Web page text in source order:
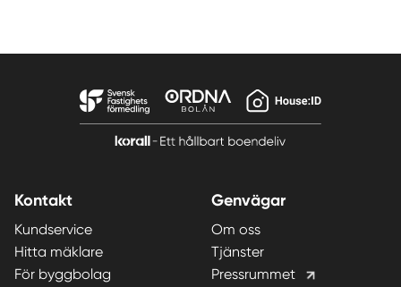
Kontakt
Kundservice
Hitta mäklare
För byggbolag
Genvägar
Om oss
Tjänster
Pressrummet